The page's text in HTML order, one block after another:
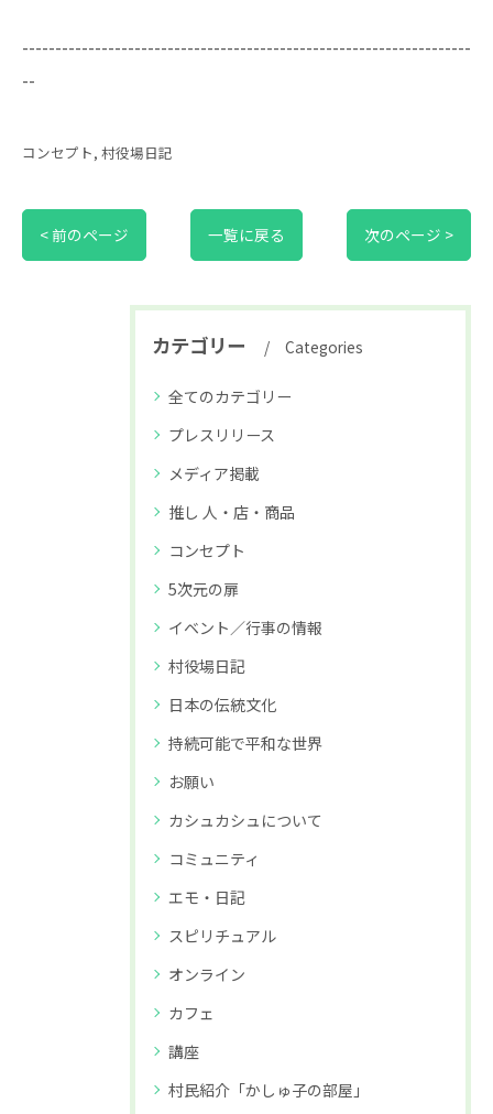
--------------------------------------------------------------------
--
コンセプト 村役場日記
< 前のページ 一覧に戻る 次のページ >
カテゴリー Categories
全てのカテゴリー
プレスリリース
メディア掲載
推し 人・店・商品
コンセプト
5次元の扉
イベント／行事の情報
村役場日記
日本の伝統文化
持続可能で平和な世界
お願い
カシュカシュについて
コミュニティ
エモ・日記
スピリチュアル
オンライン
カフェ
講座
村民紹介「かしゅ子の部屋」